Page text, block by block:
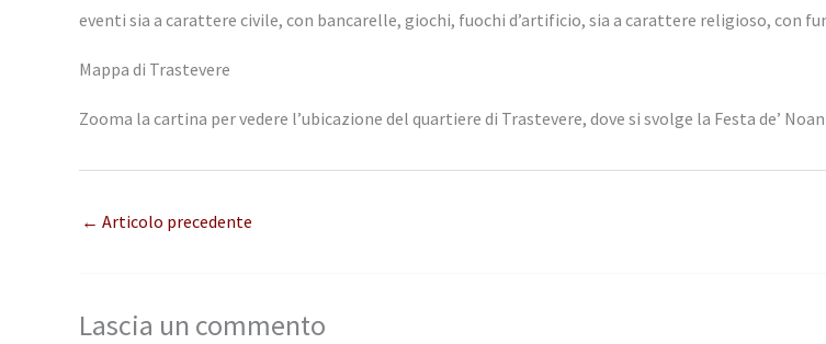
eventi sia a carattere civile, con bancarelle, giochi, fuochi d’artificio, sia a carattere religioso, con
Mappa di Trastevere
Zooma la cartina per vedere l’ubicazione del quartiere di Trastevere, dove si svolge la Festa de’
← Articolo precedente
Lascia un commento